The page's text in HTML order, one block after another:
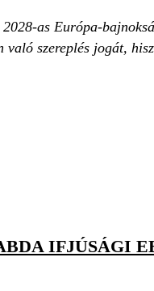
as Európa-
szereplés jogát,
IFJÚSÁGI